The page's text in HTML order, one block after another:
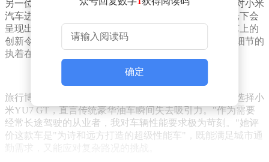
另一位被车厘子红配色吸引的车主透露，自己在购车前对小米
汽车进行了深入研究。"这个颜色既热烈又稳重，在阳光下会
呈现出独特的金属质感。"他特别提到，小米在车漆工艺上的
创新令人印象深刻，每款配色都经过精心调校，这种对细节的
执着在汽车行业实属罕见。
旅行博主车主的反馈更具说服力。她特意腾出购车指标选择小
米YU7 GT，直言传统豪华油车瞬间失去吸引力。"作为需要
经常长途驾驶的从业者，我对车辆性能要求极为苛刻。"她评
价这款车是"为诗和远方打造的超级性能车"，既能满足城市通
确定